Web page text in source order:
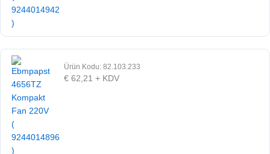
Ürün Kodu: 82.103.233
€ 62,21 + KDV